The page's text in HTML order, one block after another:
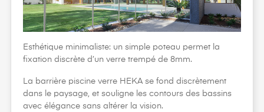
Esthétique minimaliste: un simple poteau permet la
fixation discrète d’un verre trempé de 8mm.
La barrière piscine verre HEKA se fond discrètement
dans le paysage, et souligne les contours des bassins
avec élégance sans altérer la vision.